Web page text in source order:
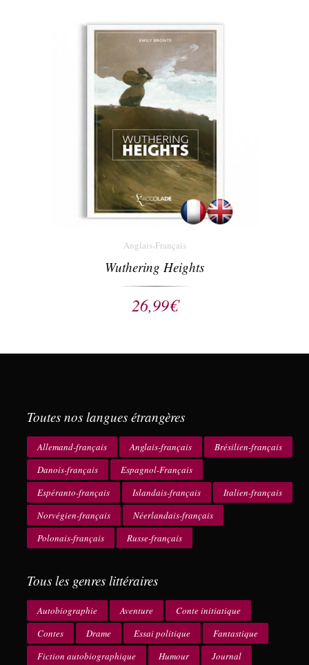
Anglais-Français
Wuthering Heights
26,99€
Toutes nos langues étrangères
Allemand-français Anglais-français
Brésilien-français
Danois-français
Espagnol-Français
Espéranto-français
Islandais-français
Italien-français
Norvégien-français
Néerlandais-français
Polonais-français
Russe-français
Tous les genres littéraires
Autobiographie Aventure
Conte initiatique
Contes
Drame Essai politique
Fantastique
Fiction autobiographique
Humour
Journal